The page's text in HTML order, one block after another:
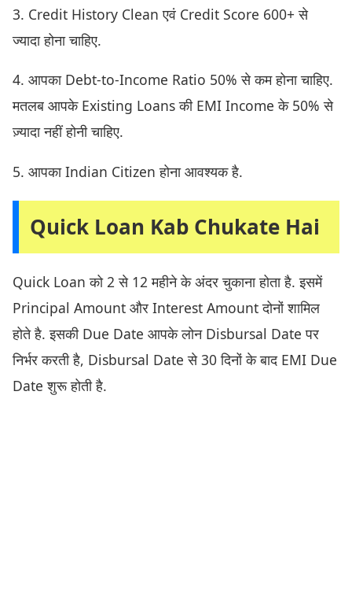
3. Credit History Clean एवं Credit Score 600+ से
ज्यादा होना चाहिए.
4. आपका Debt-to-Income Ratio 50% से कम होना चाहिए.
मतलब आपके Existing Loans की EMI Income के 50% से
ज़्यादा नहीं होनी चाहिए.
5. आपका Indian Citizen होना आवश्यक है.
Quick Loan Kab Chukate Hai
Quick Loan को 2 से 12 महीने के अंदर चुकाना होता है. इसमें
Principal Amount और Interest Amount दोनों शामिल
होते है. इसकी Due Date आपके लोन Disbursal Date पर
निर्भर करती है, Disbursal Date से 30 दिनों के बाद EMI Due
Date शुरू होती है.